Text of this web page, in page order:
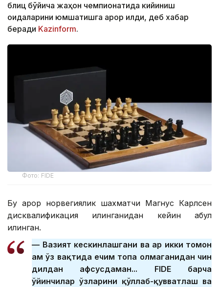
блиц бўйича жаҳон чемпионатида кийиниш
қоидаларини юмшатишга қарор қилди, деб хабар
беради Kazinform.
Фото: FIDE
Бу қарор норвегиялик шахматчи Магнус Карлсен
дисквалификация қилинганидан кейин қабул
қилинган.
— Вазият кескинлашгани ва ҳар икки томон
ҳам ўз вақтида ечим топа олмаганидан чин
дилдан афсусдаман... FIDE барча
ўйинчилар ўзларини қўллаб-қувватлаш ва